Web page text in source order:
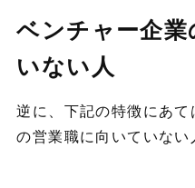
ベンチャー企
いない人
逆に、下記の特徴にあ
の営業職に向いていない